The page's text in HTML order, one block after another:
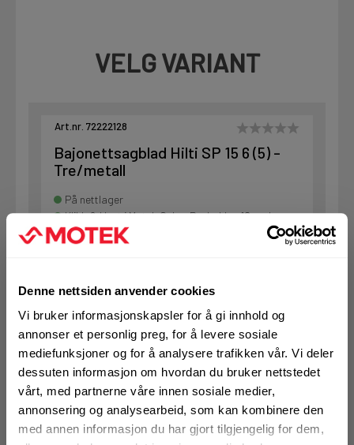
Denne nettsiden anvender cookies
Vi bruker informasjonskapsler for å gi innhold og
annonser et personlig preg, for å levere sosiale
mediefunksjoner og for å analysere trafikken vår. Vi deler
dessuten informasjon om hvordan du bruker nettstedet
vårt, med partnerne våre innen sosiale medier,
annonsering og analysearbeid, som kan kombinere den
med annen informasjon du har gjort tilgjengelig for dem,
VELG VARIANT
Art.nr. 72222128
Bajonettsagblad Hilti SP 15 6 (5) -
Tre/metall
På nettlager
Klikk & Hent i Motek Oslo - Brobekk + 18 andre
1 Pakke a 5 Stk
Logg inn eller
registrer deg for å
se din avtalepris
KJØP
Handleliste
Art.nr. 72222125
Bajonettsagblad Hilti SP 15 6 (35) -